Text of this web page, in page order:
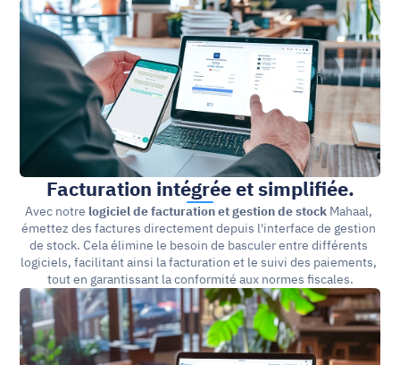
Facturation intégrée et simplifiée.
Avec notre logiciel de facturation et gestion de stock Mahaal,
émettez des factures directement depuis l'interface de gestion
de stock. Cela élimine le besoin de basculer entre différents
logiciels, facilitant ainsi la facturation et le suivi des paiements,
tout en garantissant la conformité aux normes fiscales.